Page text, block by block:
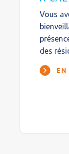
Vous
des
EN